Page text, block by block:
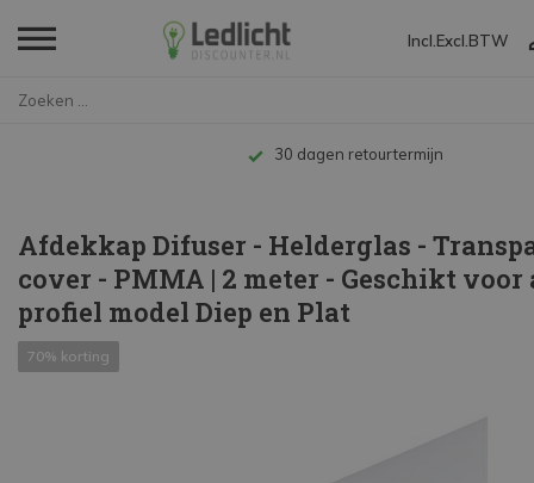
Incl. Excl. BTW
Tot 10 jaar garantie
Afdekkap Difuser - Helderglas -
cover - PMMA | 2 meter - Geschikt voor
profiel model Diep en Plat
70% korting